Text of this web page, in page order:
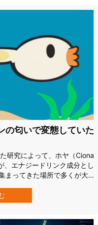
の匂いで変態していた
研究によって、ホヤ（Ciona
エナジードリンク成分とし
まってきた場所で多くが大
し、どの成分がホヤのオタ
ずつ調べています。 その結